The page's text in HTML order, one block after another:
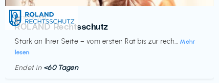
Versicherung
ROLAND Rechtsschutz
Stark an Ihrer Seite – vom ersten Rat bis zur rech... Mehr
lesen
€‎
Endet in <60 Tagen